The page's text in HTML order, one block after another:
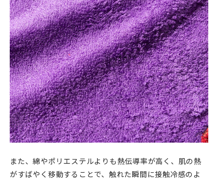
また、綿やポリエステルよりも熱伝導率が高く、肌の熱
がすばやく移動することで、触れた瞬間に接触冷感のよ